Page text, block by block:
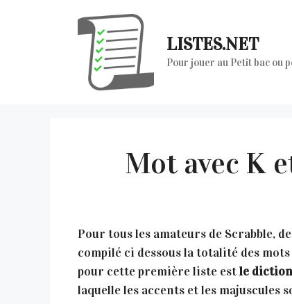
LISTES.NET
Pour jouer au Petit bac ou
Mot avec K
Pour tous les amateurs de Scrabble,
compilé ci dessous la totalité des
pour cette première liste estle
laquelle les accents et les majuscules